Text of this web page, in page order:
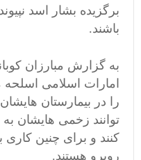
برگزیده بشار اسد
باشند.
به گزارش مبارزان
امارات اسلامی
را در بیمارستان
توانند زخمی هایشان
کنند و برای چنین
روبرو هستند.